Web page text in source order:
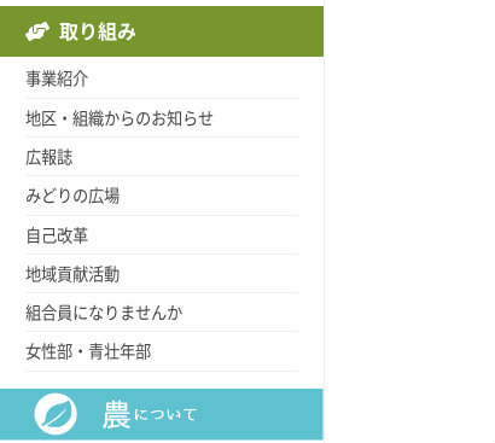
取り組み
事業紹介
地区・組織からのお知らせ
広報誌
みどりの広場
自己改革
地域貢献活動
組合員になりませんか
女性部・青壮年部